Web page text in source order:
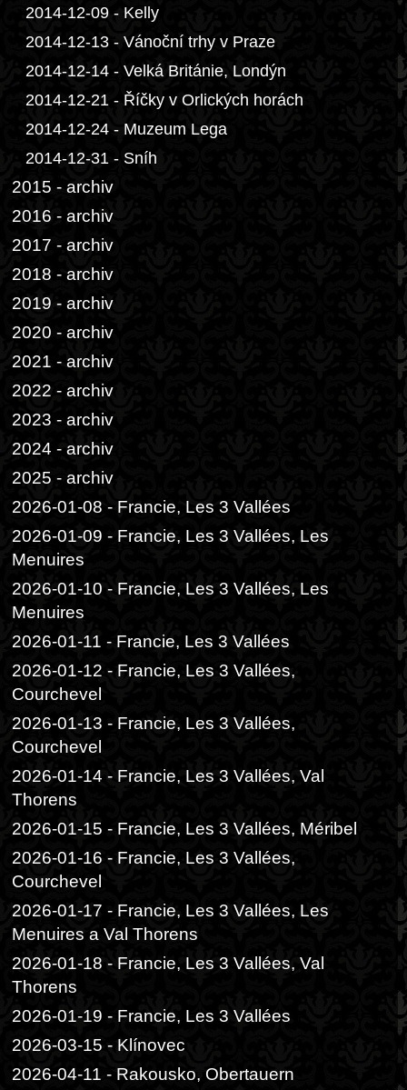
2014-12-09 - Kelly
2014-12-13 - Vánoční trhy v Praze
2014-12-14 - Velká Británie, Londýn
2014-12-21 - Říčky v Orlických horách
2014-12-24 - Muzeum Lega
2014-12-31 - Sníh
2015 - archiv
2016 - archiv
2017 - archiv
2018 - archiv
2019 - archiv
2020 - archiv
2021 - archiv
2022 - archiv
2023 - archiv
2024 - archiv
2025 - archiv
2026-01-08 - Francie, Les 3 Vallées
2026-01-09 - Francie, Les 3 Vallées, Les
Menuires
2026-01-10 - Francie, Les 3 Vallées, Les
Menuires
2026-01-11 - Francie, Les 3 Vallées
2026-01-12 - Francie, Les 3 Vallées,
Courchevel
2026-01-13 - Francie, Les 3 Vallées,
Courchevel
2026-01-14 - Francie, Les 3 Vallées, Val
Thorens
2026-01-15 - Francie, Les 3 Vallées, Méribel
2026-01-16 - Francie, Les 3 Vallées,
Courchevel
2026-01-17 - Francie, Les 3 Vallées, Les
Menuires a Val Thorens
2026-01-18 - Francie, Les 3 Vallées, Val
Thorens
2026-01-19 - Francie, Les 3 Vallées
2026-03-15 - Klínovec
2026-04-11 - Rakousko, Obertauern